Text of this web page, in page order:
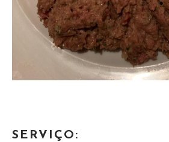
SERVIÇO: